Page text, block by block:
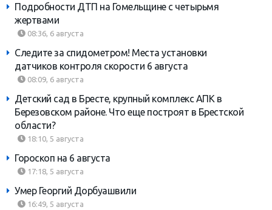
Подробности ДТП на Гомельщине с четырьмя
жертвами
08:36, 6 августа
Следите за спидометром! Места установки
датчиков контроля скорости 6 августа
08:09, 6 августа
Детский сад в Бресте, крупный комплекс АПК в
Березовском районе. Что еще построят в Брестской
области?
18:10, 5 августа
Гороскоп на 6 августа
17:18, 5 августа
Умер Георгий Дорбуашвили
16:49, 5 августа